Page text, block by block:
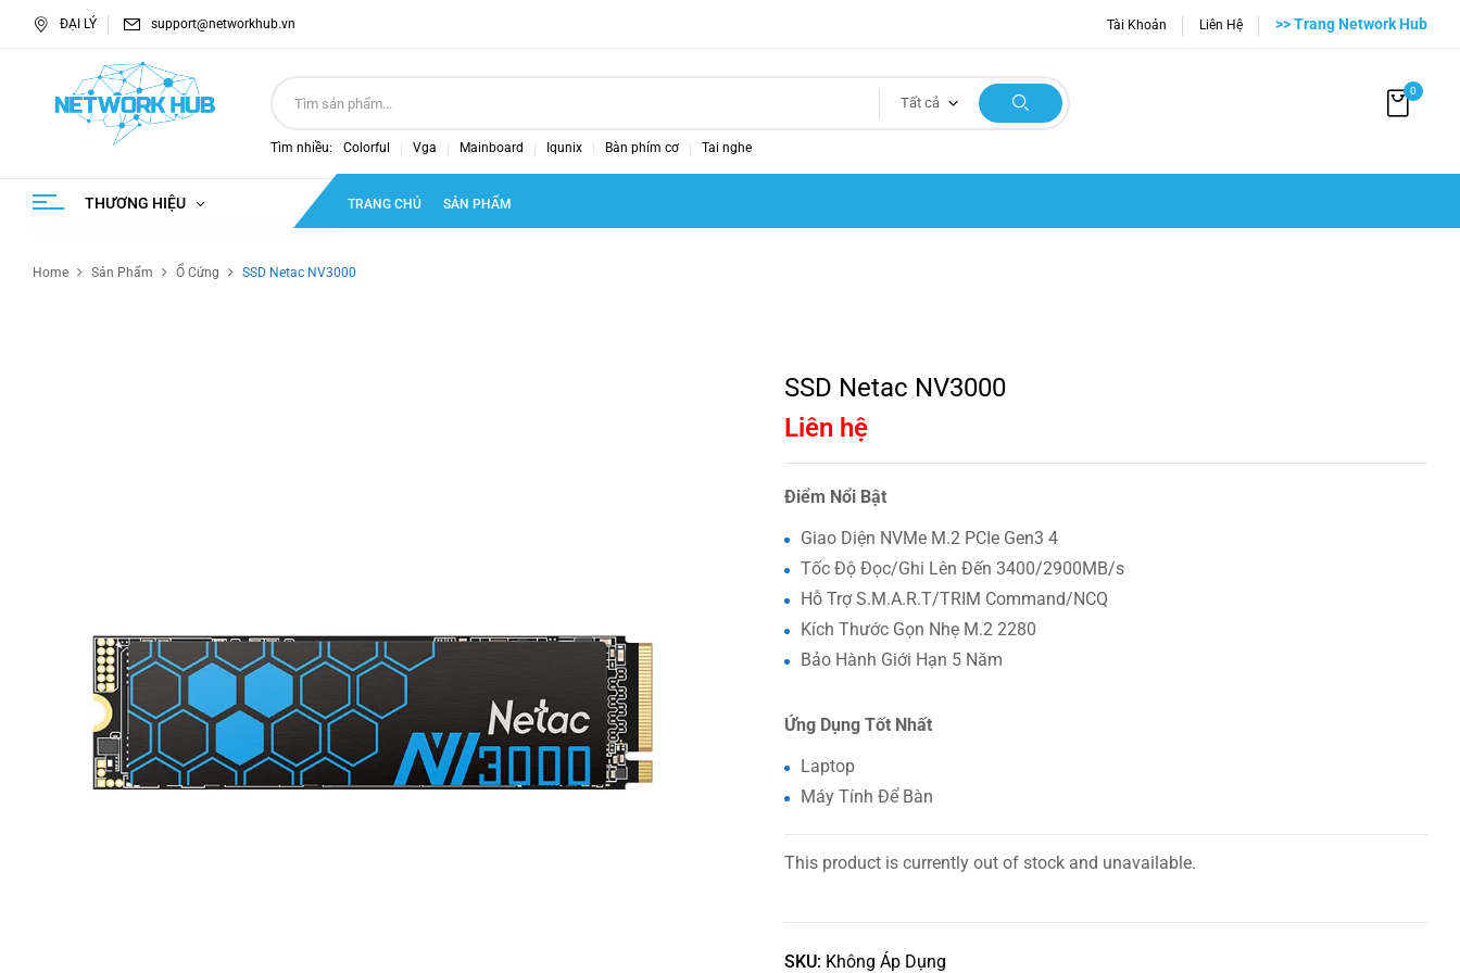
ĐẠI LÝ support@networkhub.vn Tài Khoản Liên Hệ >> Trang Network Hub
Tất cả
Tìm nhiều: Colorful Vga Mainboard Iqunix Bàn phím cơ Tai nghe
0
THƯƠNG HIỆU TRANG CHỦ SẢN PHẨM
Home Sản Phẩm Ổ Cứng SSD Netac NV3000
SSD Netac NV3000
Liên hệ
Điểm Nổi Bật
Giao Diện NVMe M.2 PCIe Gen3 4
Tốc Độ Đọc/Ghi Lên Đến 3400/2900MB/s
Hỗ Trợ S.M.A.R.T/TRIM Command/NCQ
Kích Thước Gọn Nhẹ M.2 2280
Bảo Hành Giới Hạn 5 Năm
Ứng Dụng Tốt Nhất
Laptop
Máy Tính Để Bàn
This product is currently out of stock and unavailable.
SKU: Không Áp Dụng